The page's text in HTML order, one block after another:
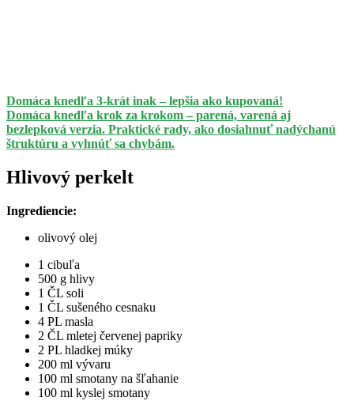
Domáca knedľa 3-krát inak – lepšia ako kupovaná!
Domáca knedľa krok za krokom – parená, varená aj
bezlepková verzia. Praktické rady, ako dosiahnuť nadýchanú
štruktúru a vyhnúť sa chybám.
Hlivový perkelt
Ingrediencie:
olivový olej
1 cibuľa
500 g hlivy
1 ČL soli
1 ČL sušeného cesnaku
4 PL masla
2 ČL mletej červenej papriky
2 PL hladkej múky
200 ml vývaru
100 ml smotany na šľahanie
100 ml kyslej smotany